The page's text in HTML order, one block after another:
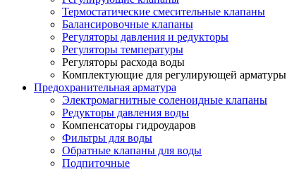
Термостатические смесительные клапаны
Балансировочные клапаны
Регуляторы давления и редукторы
Регуляторы температуры
Регуляторы расхода воды
Комплектующие для регулирующей арматуры
Предохранительная арматура
Электромагнитные соленоидные клапаны
Редукторы давления воды
Компенсаторы гидроударов
Фильтры для воды
Обратные клапаны для воды
Подпиточные